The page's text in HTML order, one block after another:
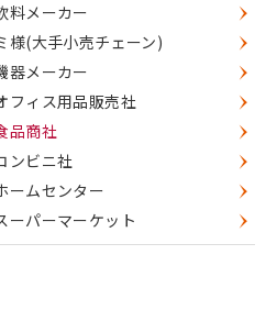
料メーカー
様(大手小売チェーン)
器メーカー
フィス用品販売社
品商社
ンビニ社
ームセンター
ーパーマーケット